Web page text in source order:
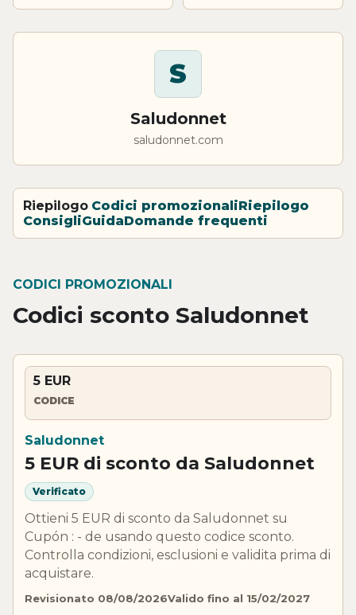
S
Saludonnet
saludonnet.com
Riepilogo Codici promozionaliRiepilogo
ConsigliGuidaDomande frequenti
CODICI PROMOZIONALI
Codici sconto Saludonnet
5 EUR
CODICE
Saludonnet
5 EUR di sconto da Saludonnet
Verificato
Ottieni 5 EUR di sconto da Saludonnet su
Cupón : - de usando questo codice sconto.
Controlla condizioni, esclusioni e validita prima di
acquistare.
Revisionato 08/08/2026Valido fino al 15/02/2027